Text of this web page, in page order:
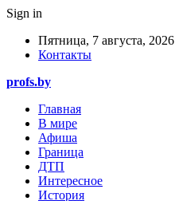
Sign in
Пятница, 7 августа, 2026
Контакты
profs.by
Главная
В мире
Афиша
Граница
ДТП
Интересное
История